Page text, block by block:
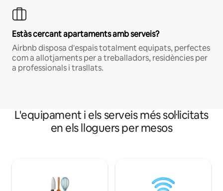
Estàs cercant apartaments amb serveis?
Airbnb disposa d'espais totalment equipats, perfectes
com a allotjaments per a treballadors, residències per
a professionals i trasllats.
L'equipament i els serveis més sol·licitats
en els lloguers per mesos